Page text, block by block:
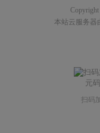
Copyright
本站云服务器
扫码